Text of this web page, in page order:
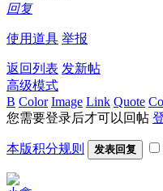
回复
使用道具 举报
返回列表 发新帖
高级模式
B Color Image Link Quote
您需要登录后才可以回帖
本版积分规则 发表回复